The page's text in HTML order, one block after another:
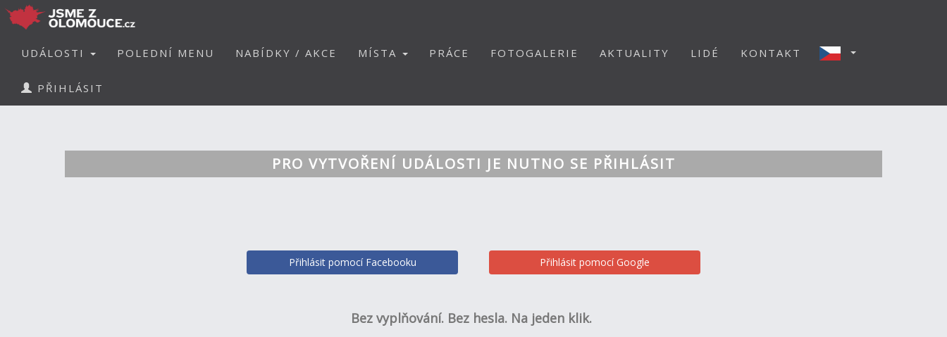
UDÁLOSTI POLEDNÍ MENU NABÍDKY / AKCE MÍSTA PRÁCE FOTOGALERIE AKTUALITY LIDÉ KONTAKT
PŘIHLÁSIT
PRO VYTVOŘENÍ UDÁLOSTI JE NUTNO SE PŘIHLÁSIT
Přihlásit pomocí Facebooku Přihlásit pomocí Google
Bez vyplňování. Bez hesla. Na jeden klik.